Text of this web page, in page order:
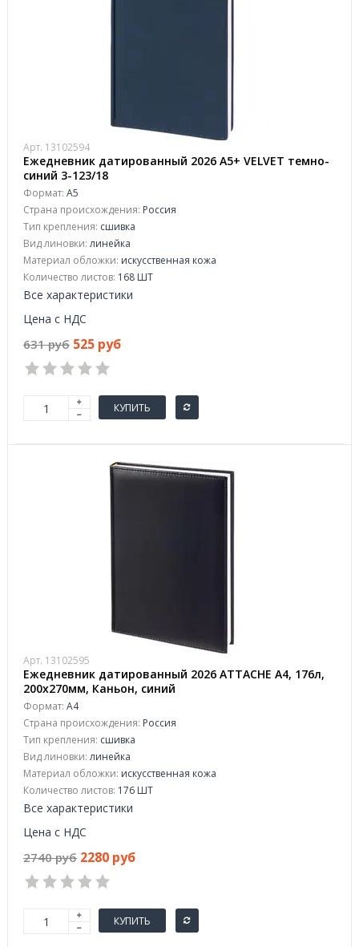
Арт. 13102594
Ежедневник датированный 2026 А5+ VELVET темно-
синий 3-123/18
Формат: А5
Страна происхождения: Россия
Тип крепления: сшивка
Вид линовки: линейка
Материал обложки: искусственная кожа
Количество листов: 168 ШТ
Все характеристики
Цена с НДС
631 руб 525 руб
КУПИТЬ
Арт. 13102595
Ежедневник датированный 2026 АТТАСНЕ А4, 176л,
200х270мм, Каньон, синий
Формат: А4
Страна происхождения: Россия
Тип крепления: сшивка
Вид линовки: линейка
Материал обложки: искусственная кожа
Количество листов: 176 ШТ
Все характеристики
Цена с НДС
2740 руб 2280 руб
КУПИТЬ